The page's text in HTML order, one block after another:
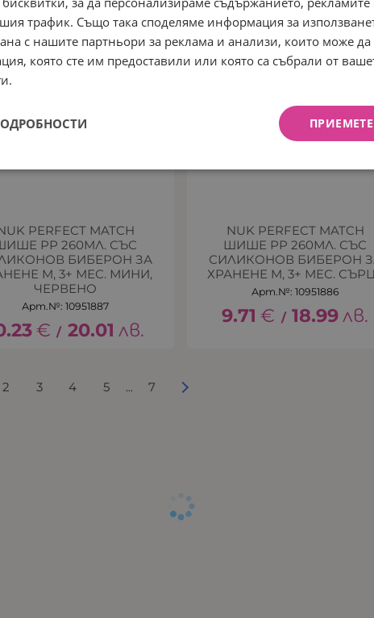
PERFECT MATCH
РР 260МЛ. СЪС
БИБЕРОН ЗА
M, 3+ МЕС. МИНИ,
ЧЕРВЕНО
Арт.№: 10951887
€ / 20.01 лв.
NUK PERFECT MATCH
ШИШЕ РР 260МЛ. СЪС
СИЛИКОНОВ БИБЕРОН
ХРАНЕНЕ M, 3+ МЕС.
Арт.№: 10951886
9.71 € / 18.99лв.
2 3 4 5 ... 7
трафик. Също така споделяме информация за
с нашите партньори за реклама и анализи, които може
която сте им предоставили или която са събрали от